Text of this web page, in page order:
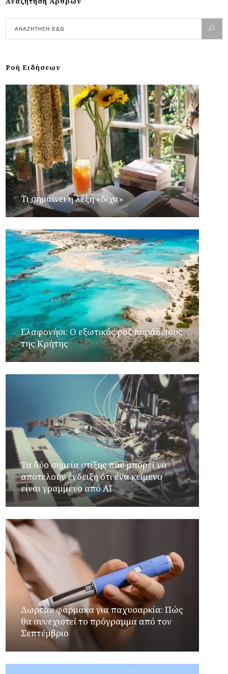
Ροή Ειδήσεων
Τι σημαίνει η λέξη «δίχα»
Ελαφονήσι: Ο εξωτικός ροζ παράδεισος
της Κρήτης
Τα δύο σημεία στίξης που μπορεί να
αποτελούν ένδειξη ότι ένα κείμενο
είναι γραμμένο από AI
Δωρεάν φάρμακα για παχυσαρκία: Πώς
θα συνεχιστεί το πρόγραμμα από τον
Σεπτέμβριο